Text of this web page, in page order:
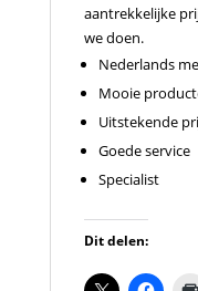
aantrekkelijke
we doen.
Nederlands
Mooie
Uitstekende
Goede service
Specialist
Dit delen: